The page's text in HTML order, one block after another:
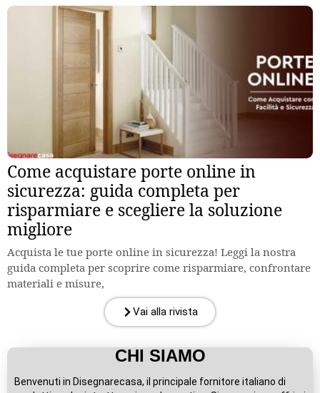
Come acquistare porte online in
sicurezza: guida completa per
risparmiare e scegliere la soluzione
migliore
Acquista le tue porte online in sicurezza! Leggi la nostra
guida completa per scoprire come risparmiare, confrontare
materiali e misure,
Vai alla rivista
CHI SIAMO
Benvenuti in Disegnarecasa, il principale fornitore italiano di